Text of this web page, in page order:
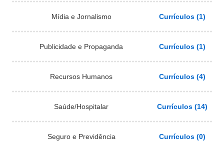
Mídia e Jornalismo Currículos (1)
Publicidade e Propaganda Currículos (1)
Recursos Humanos Currículos (4)
Saúde/Hospitalar Currículos (14)
Seguro e Previdência Currículos (0)